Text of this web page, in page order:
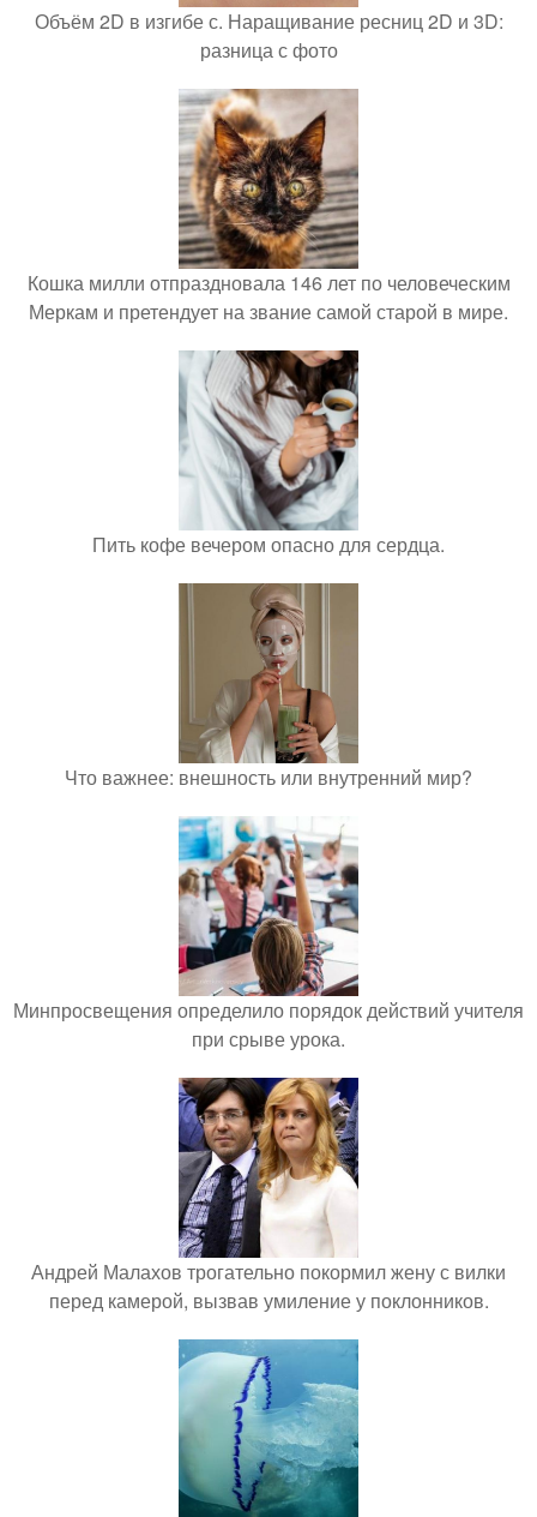
Объём 2D в изгибе с. Наращивание ресниц 2D и 3D:
разница с фото
Кошка милли отпраздновала 146 лет по человеческим
Меркам и претендует на звание самой старой в мире.
Пить кофе вечером опасно для сердца.
Что важнее: внешность или внутренний мир?
Минпросвещения определило порядок действий учителя
при срыве урока.
Андрей Малахов трогательно покормил жену с вилки
перед камерой, вызвав умиление у поклонников.